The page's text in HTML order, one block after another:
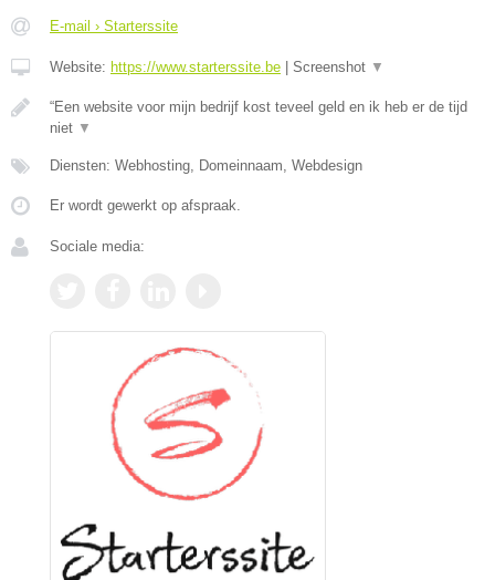
E-mail › Starterssite
Website: https://www.starterssite.be Screenshot ▼
“Een website voor mijn bedrijf kost teveel geld en ik heb er de tijd
niet ▼
Diensten: Webhosting, Domeinnaam, Webdesign
Er wordt gewerkt op afspraak.
Sociale media: